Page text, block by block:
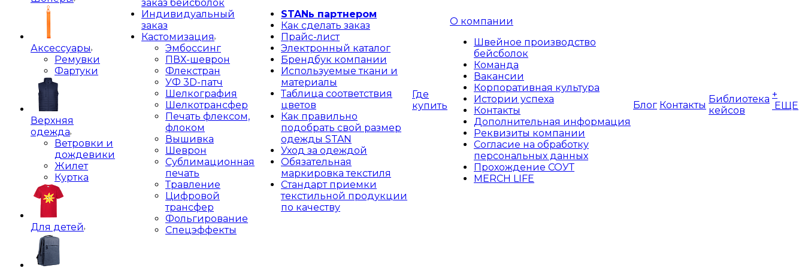
Аксессуары
Ремувки
Фартуки
Верхняя
одежда
Ветровки и
дождевики
Жилет
Куртка
Для детей
заказ бейсболок
Индивидуальный
заказ
Кастомизация
Эмбоссинг
ПВХ-шеврон
Флекстран
УФ 3D-патч
Шелкография
Шелкотрансфер
Печать флексом,
флоком
Вышивка
Шеврон
Сублимационная
печать
Травление
Цифровой
трансфер
Фольгирование
Спецэффекты
STANь партнером
Как сделать заказ
Прайс-лист
Электронный каталог
Брендбук компании
Используемые ткани и
материалы
Таблица соответствия
цветов
Как правильно
подобрать свой размер
одежды STAN
Уход за одеждой
Обязательная
маркировка текстиля
Стандарт приемки
текстильной продукции
по качеству
Где
купить
О компании
Швейное производство
бейсболок
Команда
Вакансии
Корпоративная культура
Истории успеха
Контакты
Дополнительная информация
Реквизиты компании
Согласие на обработку
персональных данных
Прохождение СОУТ
MERCH LIFE
Блог Контакты
Библиотека
кейсов
+
ЕЩЕ